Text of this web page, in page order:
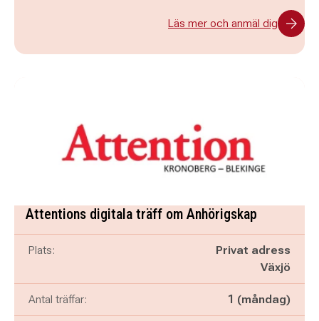
Läs mer och anmäl dig
Attentions digitala träff om Anhörigskap
Plats:
Privat adress
Växjö
Antal träffar: 1 (måndag)